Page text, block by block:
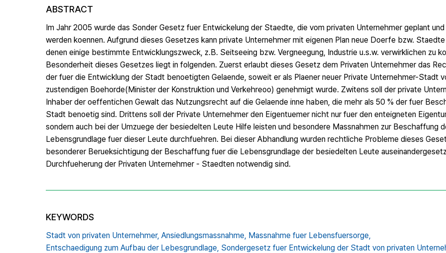
ABSTRACT
Im Jahr 2005 wurde das Sonder Gesetz fuer Entwickelung der Staedte, die vom privaten Unternehmer geplant
werden koennen. Aufgrund dieses Gesetzes kann private Unternehmer mit eigenen Plan neue Doerfe bzw.
denen einige bestimmte Entwicklungszweck, z.B. Seitseeing bzw. Vergneegung, Industrie u.s.w. verwirklichen zu
Besonderheit dieses Gesetzes liegt in folgenden. Zuerst erlaubt dieses Gesetz dem Privaten Unternehmer das
der fuer die Entwicklung der Stadt benoetigten Gelaende, soweit er als Plaener neuer Private Unternehmer-Stadt
zustendigen Boehorde(Minister der Konstruktion und Verkehreoo) genehmigt wurde. Zwitens soll der private
Inhaber der oeffentichen Gewalt das Nutzungsrecht auf die Gelaende inne haben, die mehr als 50 % der fuer
Stadt benoetig sind. Drittens soll der Private Unternehmer den Eigentuemer nicht nur fuer den enteigneten
sondern auch bei der Umzuege der besiedelten Leute Hilfe leisten und besondere Massnahmen zur Beschaffung
Lebensgrundlage fuer dieser Leute durchfuehren. Bei dieser Abhandlung wurden rechtliche Probleme dieses
besonderer Berueksichtigung der Beschaffung fuer die Lebensgrundlage der besiedelten Leute
Durchfueherung der Privaten Unternehmer - Staedten notwendig sind.
KEYWORDS
Stadt von privaten Unternehmer, Ansiedlungsmassnahme, Massnahme fuer Lebensfuersorge,
Entschaedigung zum Aufbau der Lebesgrundlage, Sondergesetz fuer Entwickelung der Stadt von privaten